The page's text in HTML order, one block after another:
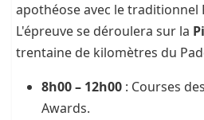
apothéose avec le traditionnel
L'épreuve se déroulera sur la
trentaine de kilomètres du
8h00 – 12h00 : Courses
Awards.